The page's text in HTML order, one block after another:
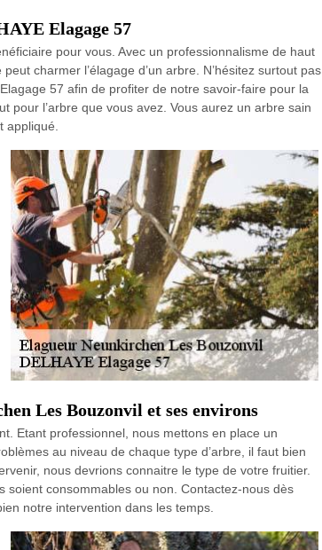
Elagage 57
pour vous. Avec un professionnalisme de haut
charmer l’élagage d’un arbre. N’hésitez surtout pas
57 afin de profiter de notre savoir-faire pour la
pour l’arbre que vous avez. Vous aurez un arbre sain
Les Bouzonvil et ses environs
Etant professionnel, nous mettons en place un
au niveau de chaque type d’arbre, il faut bien
nous devrions connaitre le type de votre fruitier.
soient consommables ou non. Contactez-nous dès
notre intervention dans les temps.